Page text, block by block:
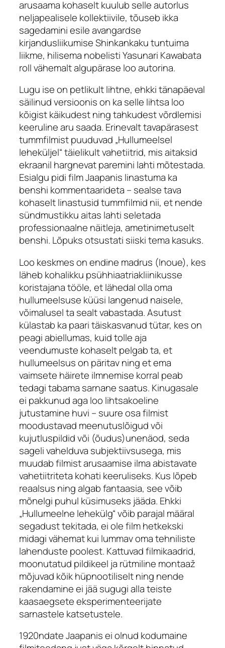
arusaama kohaselt kuulub selle autorlus
neljapealisele kollektiivile, tõuseb ikka
sagedamini esile avangardse
kirjandusliikumise Shinkankaku tuntuima
liikme, hilisema nobelisti Yasunari Kawabata
roll vähemalt algupärase loo autorina.
Lugu ise on petlikult lihtne, ehkki tänapäeval
säilinud versioonis on ka selle lihtsa loo
kõigist käikudest ning tahkudest võrdlemisi
keeruline aru saada. Erinevalt tavapärasest
tummfilmist puuduvad „Hullumeelsel
leheküljel“ täielikult vahetiitrid, mis aitaksid
ekraanil hargnevat paremini lahti mõtestada.
Esialgu pidi film Jaapanis linastuma ka
benshi kommentaarideta – sealse tava
kohaselt linastusid tummfilmid nii, et nende
sündmustikku aitas lahti seletada
professionaalne näitleja, ametinimetuselt
benshi. Lõpuks otsustati siiski tema kasuks.
Loo keskmes on endine madrus (Inoue), kes
läheb kohalikku psühhiaatriakliinikusse
koristajana tööle, et lähedal olla oma
hullumeelsuse küüsi langenud naisele,
võimalusel ta sealt vabastada. Asutust
külastab ka paari täiskasvanud tütar, kes on
peagi abiellumas, kuid tolle aja
veendumuste kohaselt pelgab ta, et
hullumeelsus on päritav ning et ema
vaimsete häirete ilmnemise korral peab
tedagi tabama sarnane saatus. Kinugasale
ei pakkunud aga loo lihtsakoeline
jutustamine huvi – suure osa filmist
moodustavad meenutuslõigud või
kujutluspildid või (õudus)unenäod, seda
sageli vahelduva subjektiivsusega, mis
muudab filmist arusaamise ilma abistavate
vahetiitriteta kohati keeruliseks. Kus lõpeb
reaalsus ning algab fantaasia, see võib
mõnelgi puhul küsimuseks jääda. Ehkki
„Hullumeelne lehekülg“ võib parajal määral
segadust tekitada, ei ole film hetkekski
midagi vähemat kui lummav oma tehniliste
lahenduste poolest. Kattuvad filmikaadrid,
moonutatud pildikeel ja rütmiline montaaž
mõjuvad kõik hüpnootiliselt ning nende
rakendamine ei jää sugugi alla teiste
kaasaegsete eksperimenteerijate
sarnastele katsetustele.
1920ndate Jaapanis ei olnud kodumaine